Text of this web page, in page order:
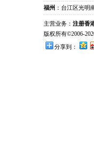
福州 ：台江区光明
主营业务： 注册香
版权所有©2006-
分享到：